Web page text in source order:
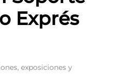
Exprés
exposiciones y